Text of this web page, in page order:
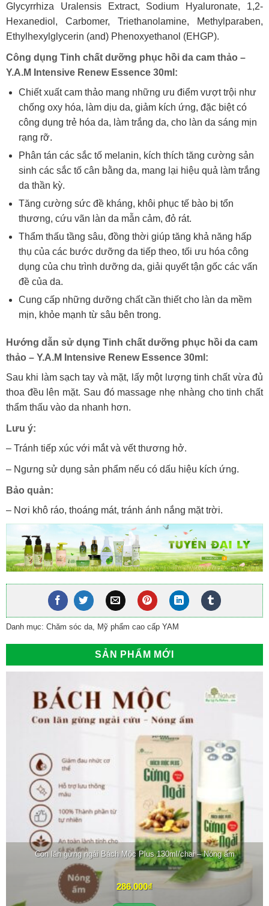
Glycyrrhiza Uralensis Extract, Sodium Hyaluronate, 1,2-
Hexanediol, Carbomer, Triethanolamine, Methylparaben,
Ethylhexylglycerin (and) Phenoxyethanol (EHGP).
Công dụng Tinh chất dưỡng phục hồi da cam thảo –
Y.A.M Intensive Renew Essence 30ml:
Chiết xuất cam thảo mang những ưu điểm vượt trội như
chống oxy hóa, làm dịu da, giảm kích ứng, đặc biệt có
công dụng trẻ hóa da, làm trắng da, cho làn da sáng mịn
rạng rỡ.
Phân tán các sắc tố melanin, kích thích tăng cường sản
sinh các sắc tố cân bằng da, mang lại hiệu quả làm trắng
da thần kỳ.
Tăng cường sức đề kháng, khôi phục tế bào bị tổn
thương, cứu vãn làn da mẫn cảm, đỏ rát.
Thẩm thấu tầng sâu, đồng thời giúp tăng khả năng hấp
thụ của các bước dưỡng da tiếp theo, tối ưu hóa công
dụng của chu trình dưỡng da, giải quyết tận gốc các vấn
đề của da.
Cung cấp những dưỡng chất cần thiết cho làn da mềm
mịn, khỏe mạnh từ sâu bên trong.
Hướng dẫn sử dụng Tinh chất dưỡng phục hồi da cam
thảo – Y.A.M Intensive Renew Essence 30ml:
Sau khi làm sạch tay và mặt, lấy một lượng tinh chất vừa đủ
thoa đều lên mặt. Sau đó massage nhẹ nhàng cho tinh chất
thẩm thấu vào da nhanh hơn.
Lưu ý:
– Tránh tiếp xúc với mắt và vết thương hở.
– Ngưng sử dụng sản phẩm nếu có dấu hiệu kích ứng.
Bảo quản:
– Nơi khô ráo, thoáng mát, tránh ánh nắng mặt trời.
Danh mục: Chăm sóc da, Mỹ phẩm cao cấp YAM
SẢN PHẨM MỚI
Con lăn gừng ngải Bách Mộc Plus 130ml/chai – Nóng ấm
286.000₫